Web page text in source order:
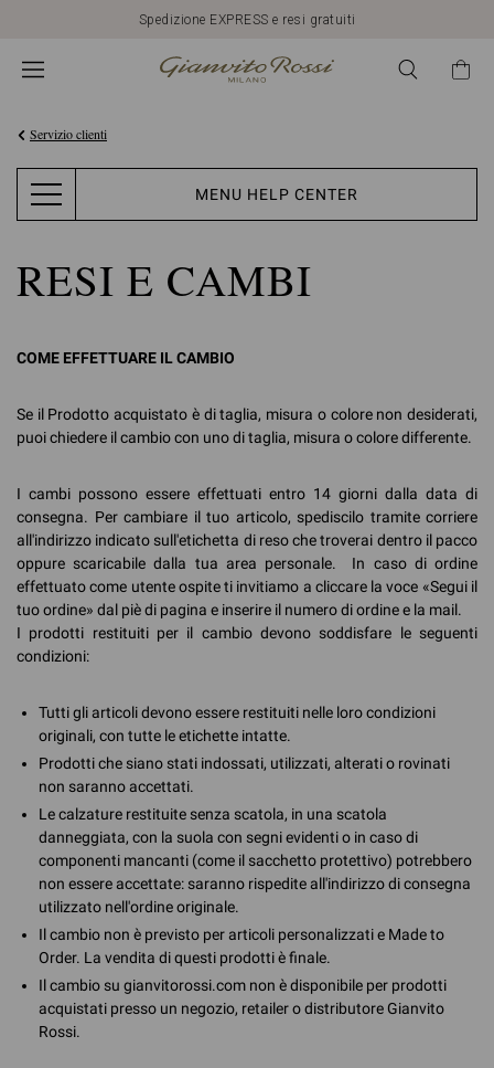
Spedizione EXPRESS e resi gratuiti
Servizio clienti
MENU HELP CENTER
RESI E CAMBI
COME EFFETTUARE IL CAMBIO
Se il Prodotto acquistato è di taglia, misura o colore non desiderati,
puoi chiedere il cambio con uno di taglia, misura o colore differente.
I cambi possono essere effettuati entro 14 giorni dalla data di
consegna. Per cambiare il tuo articolo, spediscilo tramite corriere
all'indirizzo indicato sull'etichetta di reso che troverai dentro il pacco
oppure scaricabile dalla tua area personale. In caso di ordine
effettuato come utente ospite ti invitiamo a cliccare la voce «Segui il
tuo ordine» dal piè di pagina e inserire il numero di ordine e la mail.
I prodotti restituiti per il cambio devono soddisfare le seguenti
condizioni:
Tutti gli articoli devono essere restituiti nelle loro condizioni
originali, con tutte le etichette intatte.
Prodotti che siano stati indossati, utilizzati, alterati o rovinati
non saranno accettati.
Le calzature restituite senza scatola, in una scatola
danneggiata, con la suola con segni evidenti o in caso di
componenti mancanti (come il sacchetto protettivo) potrebbero
non essere accettate: saranno rispedite all'indirizzo di consegna
utilizzato nell'ordine originale.
Il cambio non è previsto per articoli personalizzati e Made to
Order. La vendita di questi prodotti è finale.
Il cambio su gianvitorossi.com non è disponibile per prodotti
acquistati presso un negozio, retailer o distributore Gianvito
Rossi.